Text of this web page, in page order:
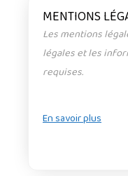
MENTIONS
Les mentions
légales et les
requises.
En savoir plus